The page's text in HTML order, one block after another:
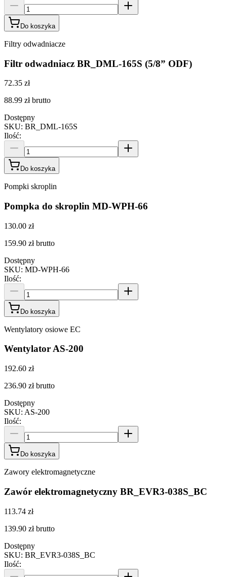
Do koszyka
Filtry odwadniacze
Filtr odwadniacz BR_DML-165S (5/8” ODF)
72.35 zł
88.99 zł brutto
Dostępny
SKU: BR_DML-165S
Ilość:
Do koszyka
Pompki skroplin
Pompka do skroplin MD-WPH-66
130.00 zł
159.90 zł brutto
Dostępny
SKU: MD-WPH-66
Ilość:
Do koszyka
Wentylatory osiowe EC
Wentylator AS-200
192.60 zł
236.90 zł brutto
Dostępny
SKU: AS-200
Ilość:
Do koszyka
Zawory elektromagnetyczne
Zawór elektromagnetyczny BR_EVR3-038S_BC
113.74 zł
139.90 zł brutto
Dostępny
SKU: BR_EVR3-038S_BC
Ilość: